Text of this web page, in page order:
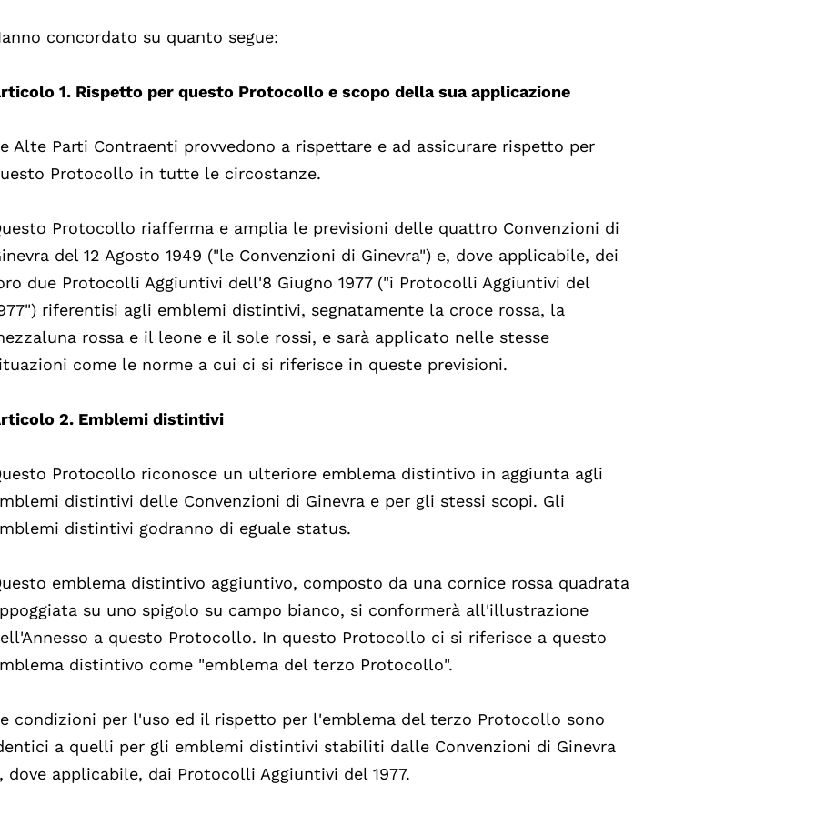
concordato su quanto segue:
1. Rispetto per questo Protocollo e scopo della sua applicazione
Alte Parti Contraenti provvedono a rispettare e ad assicurare rispetto per
Protocollo in tutte le circostanze.
Protocollo riafferma e amplia le previsioni delle quattro Convenzioni di
del 12 Agosto 1949 ("le Convenzioni di Ginevra") e, dove applicabile, dei
due Protocolli Aggiuntivi dell'8 Giugno 1977 ("i Protocolli Aggiuntivi del
riferentisi agli emblemi distintivi, segnatamente la croce rossa, la
rossa e il leone e il sole rossi, e sarà applicato nelle stesse
come le norme a cui ci si riferisce in queste previsioni.
2. Emblemi distintivi
Protocollo riconosce un ulteriore emblema distintivo in aggiunta agli
distintivi delle Convenzioni di Ginevra e per gli stessi scopi. Gli
distintivi godranno di eguale status.
emblema distintivo aggiuntivo, composto da una cornice rossa quadrata
su uno spigolo su campo bianco, si conformerà all'illustrazione
a questo Protocollo. In questo Protocollo ci si riferisce a questo
distintivo come "emblema del terzo Protocollo".
condizioni per l'uso ed il rispetto per l'emblema del terzo Protocollo sono
a quelli per gli emblemi distintivi stabiliti dalle Convenzioni di Ginevra
dove applicabile, dai Protocolli Aggiuntivi del 1977.